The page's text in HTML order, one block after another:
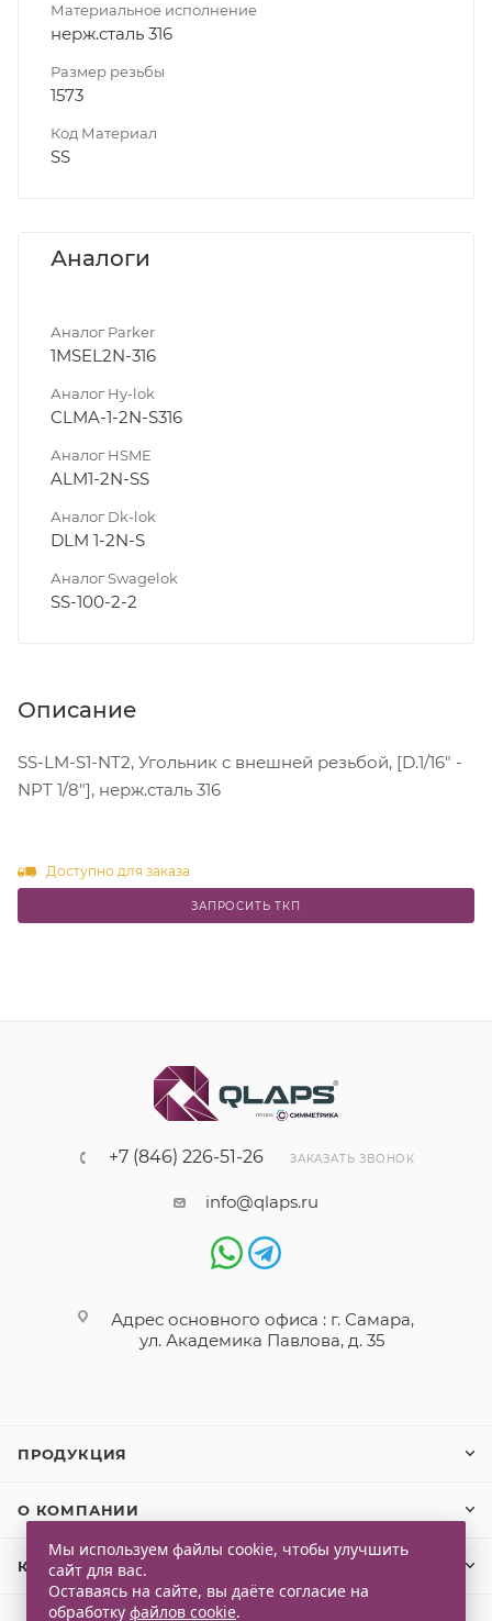
Материальное исполнение
нерж.сталь 316
Размер резьбы
1573
Код Материал
SS
Аналоги
Аналог Parker
1MSEL2N-316
Аналог Hy-lok
CLMA-1-2N-S316
Аналог HSME
ALM1-2N-SS
Аналог Dk-lok
DLM 1-2N-S
Аналог Swagelok
SS-100-2-2
Описание
SS-LM-S1-NT2, Угольник с внешней резьбой, [D.1/16" -
NPT 1/8"], нерж.сталь 316
Доступно для заказа
ЗАПРОСИТЬ ТКП
+7 (846) 226-51-26 ЗАКАЗАТЬ ЗВОНОК
info@qlaps.ru
Адрес основного офиса : г. Самара,
ул. Академика Павлова, д. 35
ПРОДУКЦИЯ
О КОМПАНИИ
КЛИЕНТАМ
Мы используем файлы cookie, чтобы улучшить
сайт для вас.
Оставаясь на сайте, вы даёте согласие на
обработку файлов cookie.